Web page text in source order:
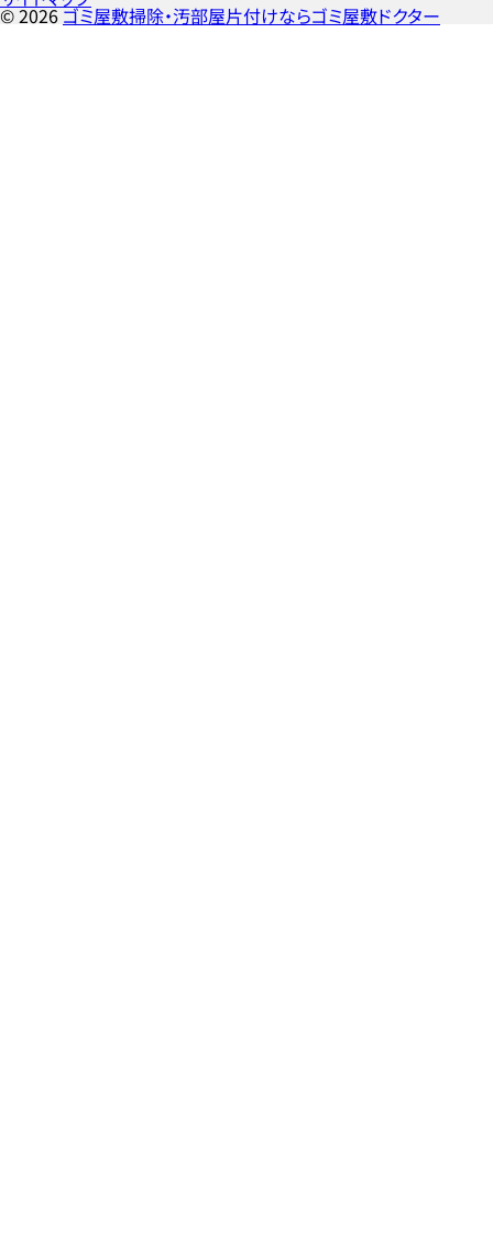
©2026ゴミ屋敷掃除・汚部屋片付けならゴミ屋敷ドクター